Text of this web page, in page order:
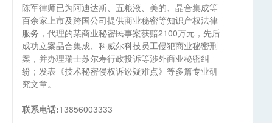
陈军律师已为阿迪达斯、五粮液、美的、晶合集成等
百余家上市及跨国公司提供商业秘密等知识产权法律
服务，代理的某商业秘密民事案获赔2100万元，先后
成功立案晶合集成、科威尔科技员工侵犯商业秘密刑
案，并办理瑞士苏尔寿行政投诉等涉外商业秘密纠
纷；发表《技术秘密侵权诉讼疑难点》等多篇专业研
究文章。
联系电话:13856003333